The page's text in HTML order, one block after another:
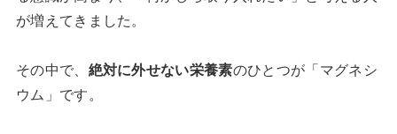
が増えてきました。
その中で、 絶対に外せない栄養素のひとつが「マグネシ
ウム」です。